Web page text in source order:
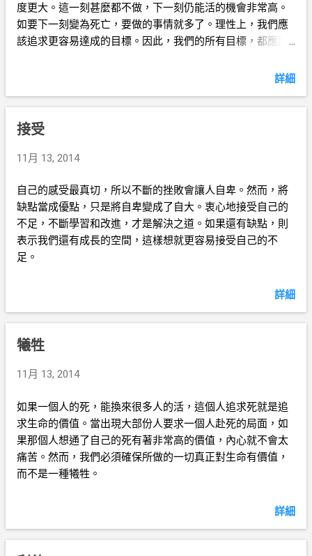
度更大。這一刻甚麼都不做，下一刻仍能活的機會非常高。
如要下一刻變為死亡，要做的事情就多了。理性上，我們應
該追求更容易達成的目標。因此，我們的所有目標，都應該
詳細
接受
11月 13, 2014
自己的感受最真切，所以不斷的挫敗會讓人自卑。然而，將
缺點當成優點，只是將自卑變成了自大。衷心地接受自己的
不足，不斷學習和改進，才是解決之道。如果還有缺點，則
表示我們還有成長的空間，這樣想就更容易接受自己的不
足。
詳細
犧牲
11月 13, 2014
如果一個人的死，能換來很多人的活，這個人追求死就是追
求生命的價值。當出現大部份人要求一個人赴死的局面，如
果那個人想通了自己的死有著非常高的價值，內心就不會太
痛苦。然而，我們必須確保所做的一切真正對生命有價值，
而不是一種犧牲。
詳細